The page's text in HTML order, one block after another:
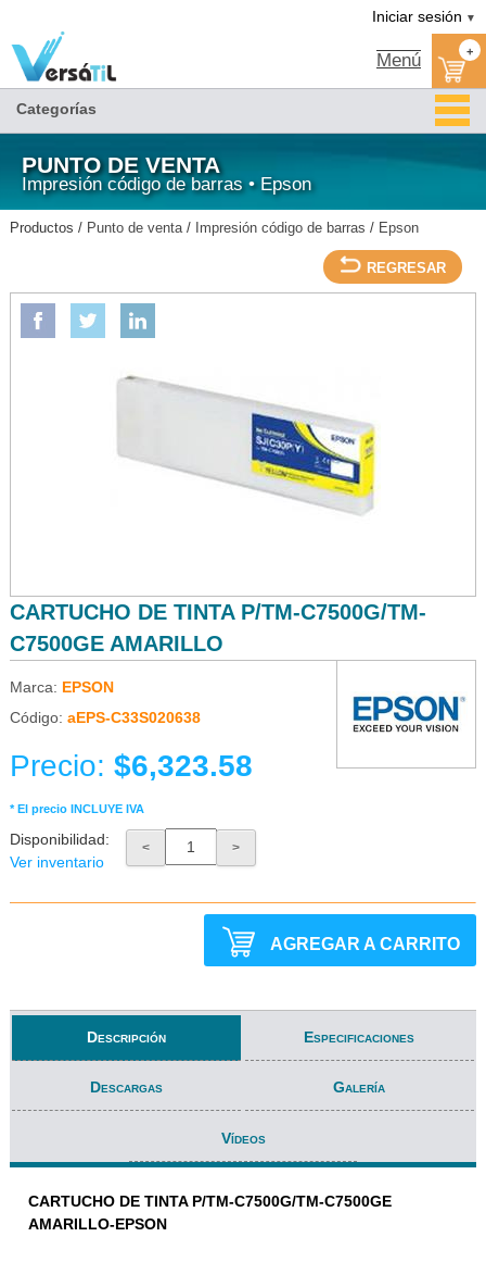
Iniciar sesión ▼
Menú +
Categorías
PUNTO DE VENTA
Impresión código de barras • Epson
Productos / Punto de venta/ Impresión código de barras / Epson
REGRESAR
CARTUCHO DE TINTA P/TM-C7500G/TM-C7500GE AMARILLO-EPSON
CARTUCHO DE TINTA P/TM-C7500G/TM-
C7500GE AMARILLO
Marca: EPSON
Código: aEPS-C33S020638
Precio: $6,323.58
* El precio INCLUYE IVA
Disponibilidad:
Ver inventario
< >
EPSON
AGREGAR A CARRITO
Descripción Especificaciones
Descargas Galería
Vídeos
CARTUCHO DE TINTA P/TM-C7500G/TM-C7500GE
AMARILLO-EPSON